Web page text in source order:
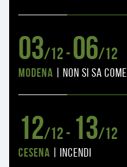
03/12 -06/12
Modena | non si sa come
12/12 - 13/12
Cesena | incendi